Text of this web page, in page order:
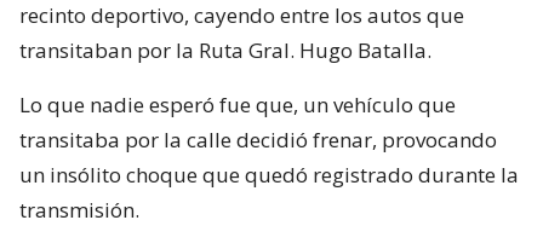
recinto deportivo, cayendo entre los autos que
transitaban por la Ruta Gral. Hugo Batalla.
Lo que nadie esperó fue que, un vehículo que
transitaba por la calle decidió frenar, provocando
un insólito choque que quedó registrado durante la
transmisión.